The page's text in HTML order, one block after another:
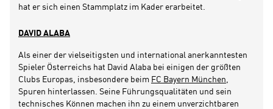
hat er sich einen Stammplatz im Kader erarbeitet.
DAVID ALABA
Als einer der vielseitigsten und international anerkanntesten
Spieler Österreichs hat David Alaba bei einigen der größten
Clubs Europas, insbesondere beim FC Bayern München
Spuren hinterlassen. Seine Führungsqualitäten und sein
technisches Können machen ihn zu einem unverzichtbaren